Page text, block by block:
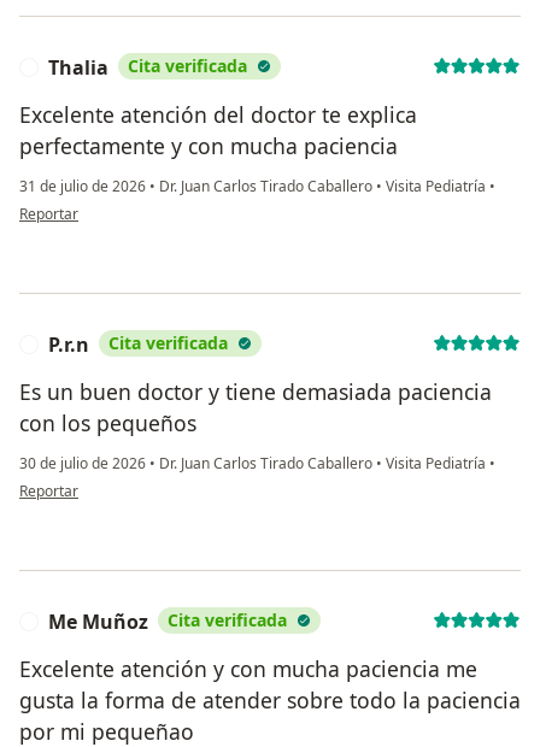
Thalia Cita verificada
Excelente atención del doctor te explica
perfectamente y con mucha paciencia
31 de julio de 2026 • Dr. Juan Carlos Tirado Caballero • Visita Pediatría •
en opinión del usuario Thalia
Reportar
P.r.n Cita verificada
Es un buen doctor y tiene demasiada paciencia
con los pequeños
30 de julio de 2026 • Dr. Juan Carlos Tirado Caballero • Visita Pediatría •
en opinión del usuario P.r.n
Reportar
Me Muñoz Cita verificada
Excelente atención y con mucha paciencia me
gusta la forma de atender sobre todo la paciencia
por mi pequeñao